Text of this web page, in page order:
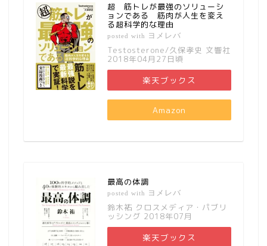
超 筋トレが最強のソリューシ
ョンである 筋肉が人生を変え
る超科学的な理由
posted with ヨメレバ
Testosterone/久保孝史 文響社
2018年04月27日頃
楽天ブックス
Amazon
最高の体調
posted with ヨメレバ
鈴木祐 クロスメディア・パブリ
ッシング 2018年07月
楽天ブックス